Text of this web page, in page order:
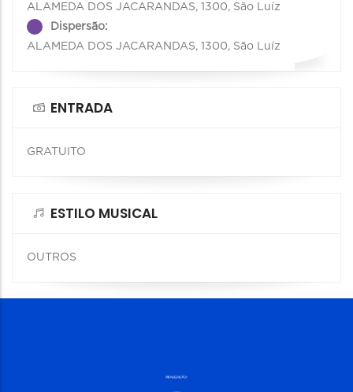
ALAMEDA DOS JACARANDAS, 1300, São Luíz
Dispersão:
ALAMEDA DOS JACARANDAS, 1300, São Luíz
ENTRADA
GRATUITO
ESTILO MUSICAL
OUTROS